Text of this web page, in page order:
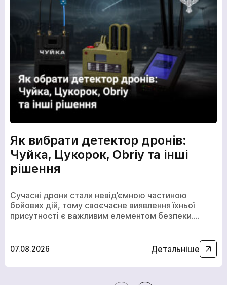
Як вибрати детектор дронів:
Чуйка, Цукорок, Obriy та інші
рішення
Сучасні дрони стали невід’ємною частиною
бойових дій, тому своєчасне виявлення їхньої
присутності є важливим елементом безпеки.…
07.08.2026 Детальніше